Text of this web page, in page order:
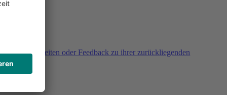
Unklarheiten oder Feedback zu ihrer zurückliegenden